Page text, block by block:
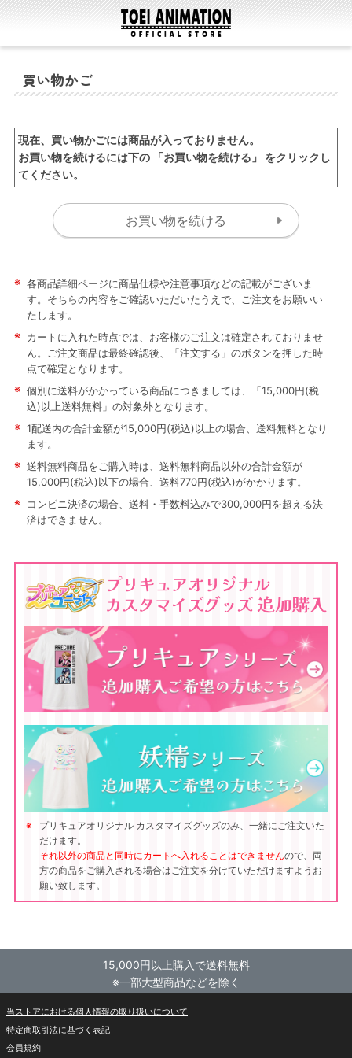
買い物かご
現在、買い物かごには商品が入っておりません。
お買い物を続けるには下の 「お買い物を続ける」 をクリックし
てください。
※ 各商品詳細ページに商品仕様や注意事項などの記載がございま
す。そちらの内容をご確認いただいたうえで、ご注文をお願いい
たします。
※ カートに入れた時点では、お客様のご注文は確定されておりませ
ん。ご注文商品は最終確認後、「注文する」のボタンを押した時
点で確定となります。
※ 個別に送料がかかっている商品につきましては、「15,000円(税
込)以上送料無料」の対象外となります。
※ 1配送内の合計金額が15,000円(税込)以上の場合、送料無料となり
ます。
※ 送料無料商品をご購入時は、送料無料商品以外の合計金額が
15,000円(税込)以下の場合、送料770円(税込)がかかります。
※
コンビニ決済の場合、送料・手数料込みで300,000円を超える決
済はできません。
プリキュアオリジナル カスタマイズグッズのみ、一緒にご注文いた
だけます。
それ以外の商品と同時にカートへ入れることはできませんので、両
方の商品をご購入される場合はご注文を分けていただけますようお
願い致します。
15,000円以上購入で送料無料
※一部大型商品などを除く
当ストアにおける個人情報の取り扱いについて
特定商取引法に基づく表記
会員規約